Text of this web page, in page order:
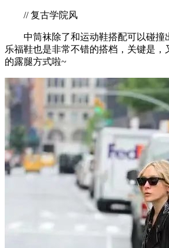
// 复古学院风
中筒袜除了和运动鞋搭配可以碰撞
乐福鞋也是非常不错的搭档，关键是，
的露腿方式啦~